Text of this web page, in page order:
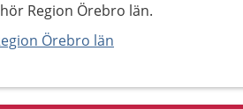
Region Örebro län.
Örebro län